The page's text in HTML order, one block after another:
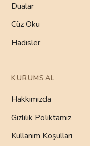
Dualar
Cüz Oku
Hadisler
KURUMSAL
Hakkımızda
Gizlilik Poliktamız
Kullanım Koşulları